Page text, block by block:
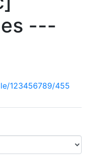
---
123456789/455